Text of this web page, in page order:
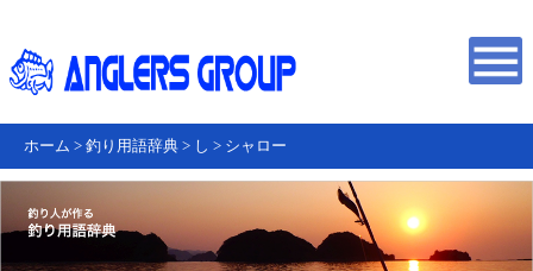
ホーム > 釣り用語辞典 > し > シャロー